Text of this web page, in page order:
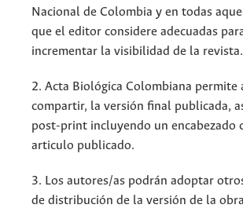
Nacional de Colombia y en todas
que el editor considere adecuadas
incrementar la visibilidad de la revista.
2. Acta Biológica Colombiana permite
compartir, la versión final publicada,
post-print incluyendo un encabezado
articulo publicado.
3. Los autores/as podrán adoptar
de distribución de la versión de la